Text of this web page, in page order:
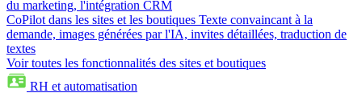
du marketing, l'intégration CRM
CoPilot dans les sites et les boutiques Texte convaincant à la
demande, images générées par l'IA, invites détaillées, traduction de
textes
Voir toutes les fonctionnalités des sites et boutiques
RH et automatisation